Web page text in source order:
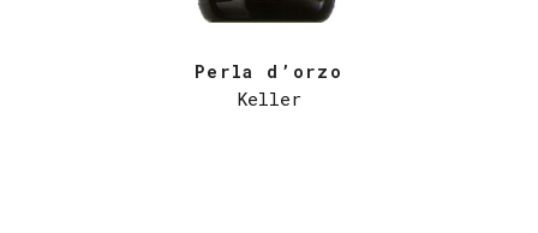
Perla d’orzo
Keller